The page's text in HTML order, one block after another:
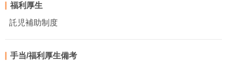
福利厚生
託児補助制度
手当/福利厚生備考